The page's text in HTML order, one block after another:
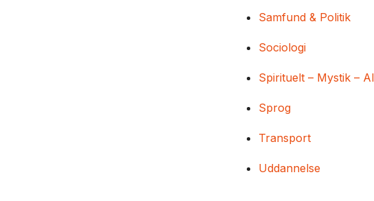
Samfund & Politik
Sociologi
Spirituelt – Mystik –
Sprog
Transport
Uddannelse